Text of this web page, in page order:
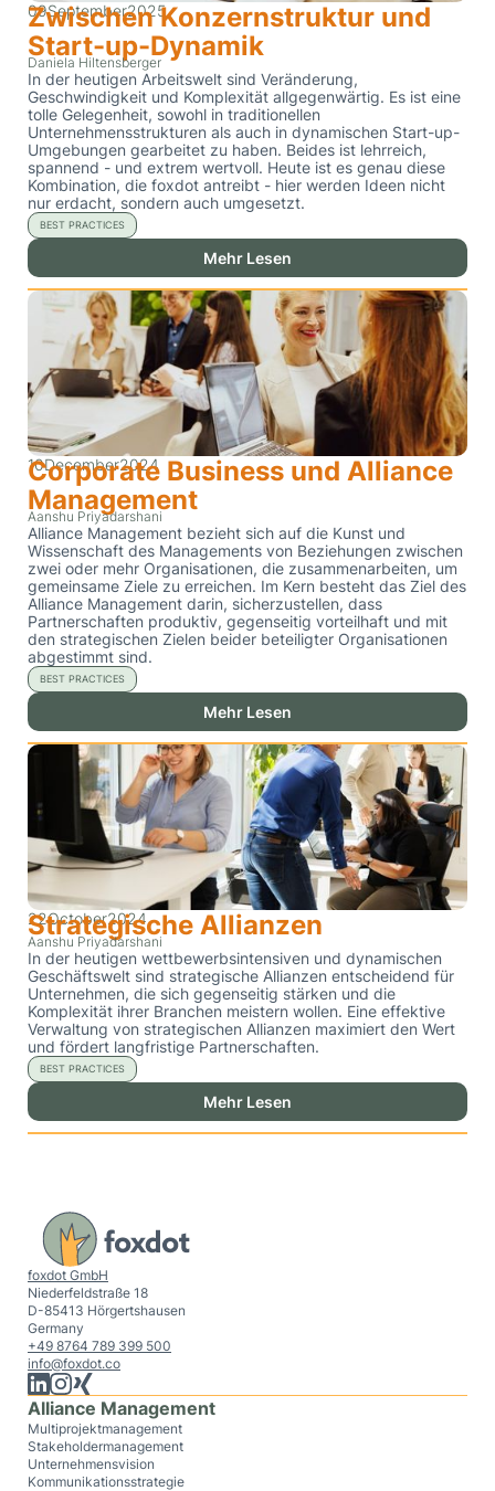
09September2025
Zwischen Konzernstruktur und
Start-up-Dynamik
Daniela Hiltensberger
In der heutigen Arbeitswelt sind Veränderung,
Geschwindigkeit und Komplexität allgegenwärtig. Es ist eine
tolle Gelegenheit, sowohl in traditionellen
Unternehmensstrukturen als auch in dynamischen Start-up-
Umgebungen gearbeitet zu haben. Beides ist lehrreich,
spannend - und extrem wertvoll. Heute ist es genau diese
Kombination, die foxdot antreibt - hier werden Ideen nicht
nur erdacht, sondern auch umgesetzt.
Mehr Lesen
BEST PRACTICES
10December2024
Corporate Business und Alliance
Management
Aanshu Priyadarshani
Alliance Management bezieht sich auf die Kunst und
Wissenschaft des Managements von Beziehungen zwischen
zwei oder mehr Organisationen, die zusammenarbeiten, um
gemeinsame Ziele zu erreichen. Im Kern besteht das Ziel des
Alliance Management darin, sicherzustellen, dass
Partnerschaften produktiv, gegenseitig vorteilhaft und mit
den strategischen Zielen beider beteiligter Organisationen
abgestimmt sind.
Mehr Lesen
BEST PRACTICES
22October2024
Strategische Allianzen
Aanshu Priyadarshani
In der heutigen wettbewerbsintensiven und dynamischen
Geschäftswelt sind strategische Allianzen entscheidend für
Unternehmen, die sich gegenseitig stärken und die
Komplexität ihrer Branchen meistern wollen. Eine effektive
Verwaltung von strategischen Allianzen maximiert den Wert
und fördert langfristige Partnerschaften.
Mehr Lesen
BEST PRACTICES
foxdot GmbH
Niederfeldstraße 18
D-85413 Hörgertshausen
Germany
+49 8764 789 399 500
info@foxdot.co
Alliance Management
Multiprojektmanagement
Stakeholdermanagement
Unternehmensvision
Kommunikationsstrategie